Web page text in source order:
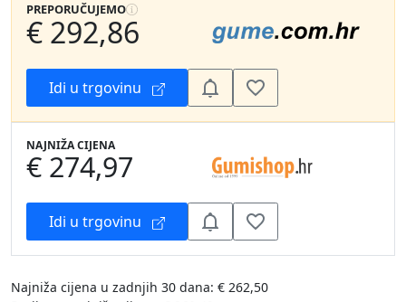
PREPORUČUJEMO
€ 292,86
Idi u trgovinu
NAJNIŽA CIJENA
€ 274,97
Idi u trgovinu
Najniža cijena u zadnjih 30 dana: € 262,50